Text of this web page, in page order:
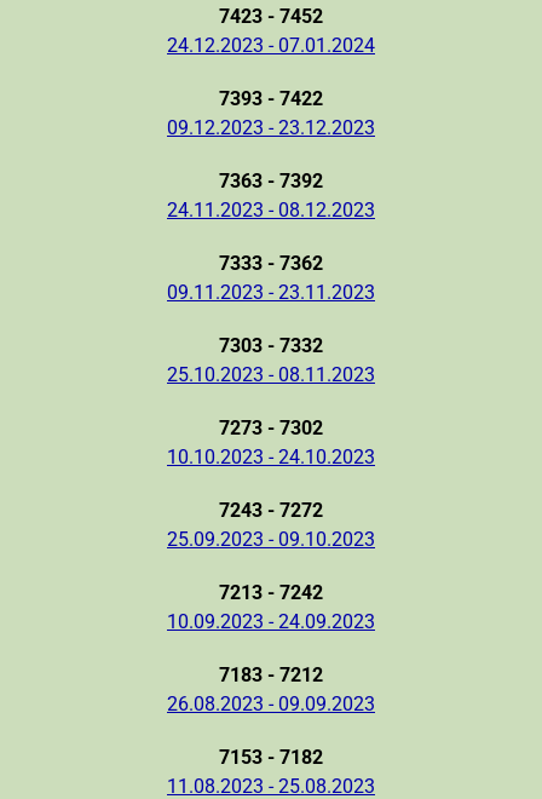
7423 - 7452
24.12.2023 - 07.01.2024
7393 - 7422
09.12.2023 - 23.12.2023
7363 - 7392
24.11.2023 - 08.12.2023
7333 - 7362
09.11.2023 - 23.11.2023
7303 - 7332
25.10.2023 - 08.11.2023
7273 - 7302
10.10.2023 - 24.10.2023
7243 - 7272
25.09.2023 - 09.10.2023
7213 - 7242
10.09.2023 - 24.09.2023
7183 - 7212
26.08.2023 - 09.09.2023
7153 - 7182
11.08.2023 - 25.08.2023